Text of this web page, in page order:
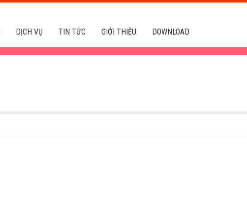
DỊCH VỤ TIN TỨC GIỚI THIỆU DOWNLOAD